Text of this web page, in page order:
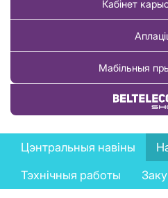
Кабінет
Мабільныя
Купіць
News
menu
Цэнтральныя навіны
Тэхнічныя работы